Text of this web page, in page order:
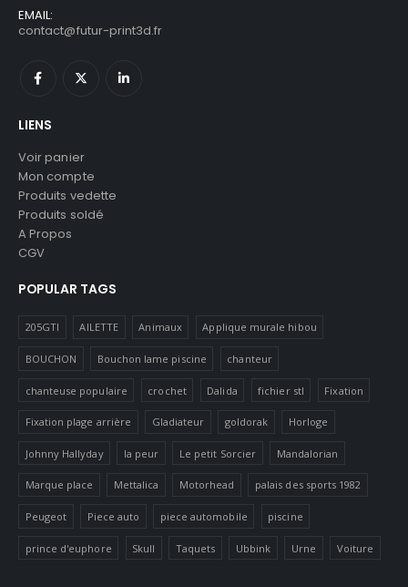
EMAIL:
contact@futur-print3d.fr
LIENS
Voir panier
Mon compte
Produits vedette
Produits soldé
A Propos
CGV
POPULAR TAGS
205GTI AILETTE Animaux Applique murale hibou
BOUCHON Bouchon lame piscine chanteur
chanteuse populaire crochet Dalida fichier stl Fixation
Fixation plage arrière Gladiateur goldorak Horloge
Johnny Hallyday la peur Le petit Sorcier Mandalorian
Marque place Mettalica Motorhead palais des sports 1982
Peugeot Piece auto piece automobile piscine
prince d'euphore Skull Taquets Ubbink Urne Voiture